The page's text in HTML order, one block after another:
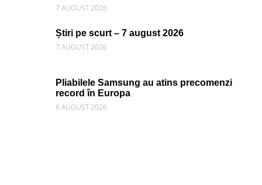
7 AUGUST 2026
Știri pe scurt – 7 august 2026
7 AUGUST 2026
Pliabilele Samsung au atins precomenzi
record în Europa
6 AUGUST 2026